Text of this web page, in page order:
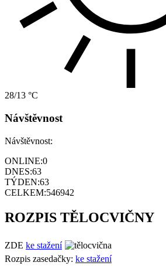
28/13 °C
Návštěvnost
Návštěvnost:
ONLINE:0
DNES:63
TÝDEN:63
CELKEM:546942
ROZPIS TĚLOCVIČNY
ZDE ke stažení
Rozpis zasedačky: ke stažení